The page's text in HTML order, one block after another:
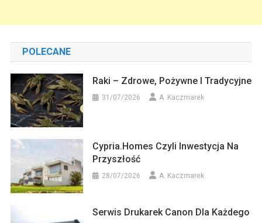
POLECANE
Raki – Zdrowe, Pożywne I Tradycyjne
31/07/2026 A. Kaczmarek
Cypria.homes Czyli Inwestycja Na
Przyszłość
28/07/2026 A. Kaczmarek
Serwis Drukarek Canon Dla Każdego